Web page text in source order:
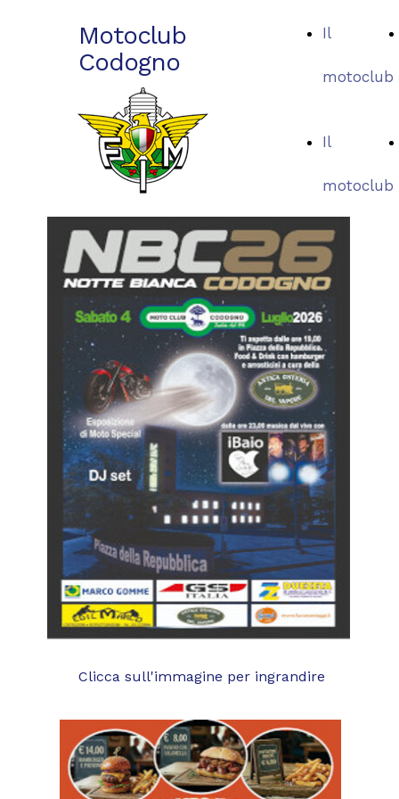
Il
motoclub
Motoclub
Codogno
Il
motoclub
Clicca sull'immagine per ingrandire